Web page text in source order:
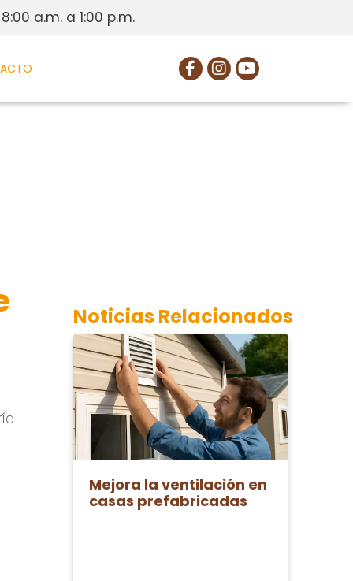
a.m. a 1:00 p.m.
Noticias Relacionados
Mejora la ventilación en
casas prefabricadas